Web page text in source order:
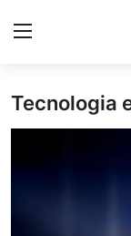
Login
Tecnologia